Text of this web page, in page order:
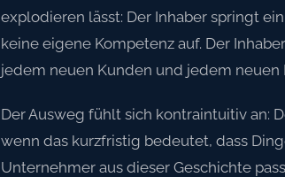
explodieren lässt: Der Inhaber springt
keine eigene Kompetenz auf. Der
jedem neuen Kunden und jedem neuen
Der Ausweg fühlt sich kontraintuitiv an:
wenn das kurzfristig bedeutet, dass
Unternehmer aus dieser Geschichte